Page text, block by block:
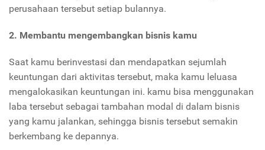
perusahaan tersebut setiap bulannya.
2. Membantu mengembangkan bisnis kamu
Saat kamu berinvestasi dan mendapatkan sejumlah
keuntungan dari aktivitas tersebut, maka kamu leluasa
mengalokasikan keuntungan ini. kamu bisa menggunakan
laba tersebut sebagai tambahan modal di dalam bisnis
yang kamu jalankan, sehingga bisnis tersebut semakin
berkembang ke depannya.